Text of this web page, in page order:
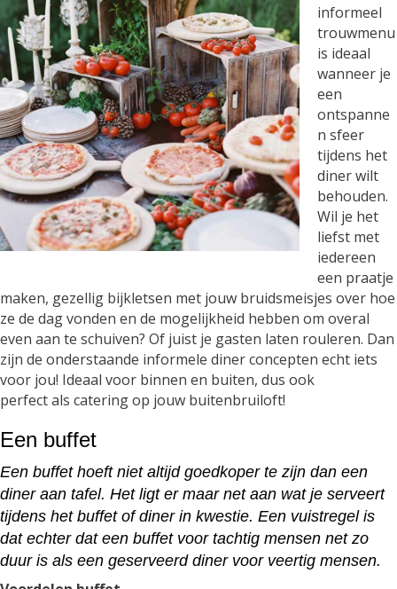
informeel
trouwmenu
is ideaal
wanneer je
een
ontspanne
n sfeer
tijdens het
diner wilt
behouden.
Wil je het
liefst met
iedereen
een praatje
maken, gezellig bijkletsen met jouw bruidsmeisjes over hoe
ze de dag vonden en de mogelijkheid hebben om overal
even aan te schuiven? Of juist je gasten laten rouleren. Dan
zijn de onderstaande informele diner concepten echt iets
voor jou! Ideaal voor binnen en buiten, dus ook
perfect als catering op jouw buitenbruiloft!
Een buffet
Een buffet hoeft niet altijd goedkoper te zijn dan een
diner aan tafel. Het ligt er maar net aan wat je serveert
tijdens het buffet of diner in kwestie. Een vuistregel is
dat echter dat een buffet voor tachtig mensen net zo
duur is als een geserveerd diner voor veertig mensen.